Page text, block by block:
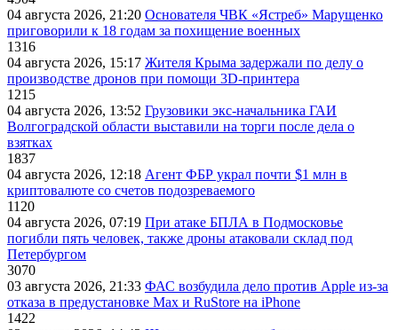
04 августа 2026, 21:20 Основателя ЧВК «Ястреб» Марущенко
приговорили к 18 годам за похищение военных
1316
04 августа 2026, 15:17 Жителя Крыма задержали по делу о
производстве дронов при помощи 3D‑принтера
1215
04 августа 2026, 13:52 Грузовики экс-начальника ГАИ
Волгоградской области выставили на торги после дела о
взятках
1837
04 августа 2026, 12:18 Агент ФБР украл почти $1 млн в
криптовалюте со счетов подозреваемого
1120
04 августа 2026, 07:19 При атаке БПЛА в Подмосковье
погибли пять человек, также дроны атаковали склад под
Петербургом
3070
03 августа 2026, 21:33 ФАС возбудила дело против Apple из-за
отказа в предустановке Max и RuStore на iPhone
1422